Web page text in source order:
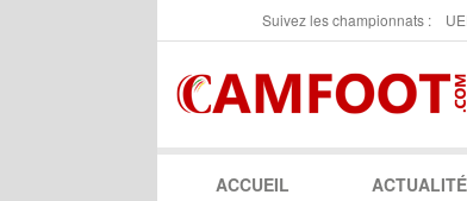
Suivez les championnats :
ACCUEIL